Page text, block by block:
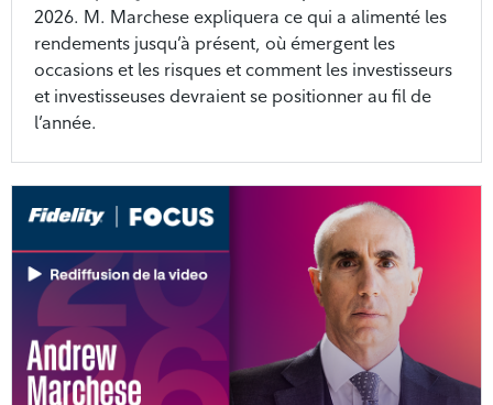
2026. M. Marchese expliquera ce qui a alimenté les
rendements jusqu’à présent, où émergent les
occasions et les risques et comment les investisseurs
et investisseuses devraient se positionner au fil de
l’année.